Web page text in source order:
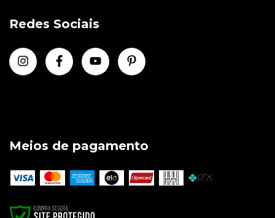
Redes Sociais
Meios de pagamento